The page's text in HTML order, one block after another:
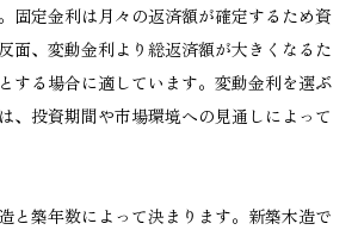
固定金利は月々の返済額が確定するため資
面、変動金利より総返済額が大きくなるた
する場合に適しています。変動金利を選ぶ
、投資期間や市場環境への見通しによって
と築年数によって決まります。新築木造で